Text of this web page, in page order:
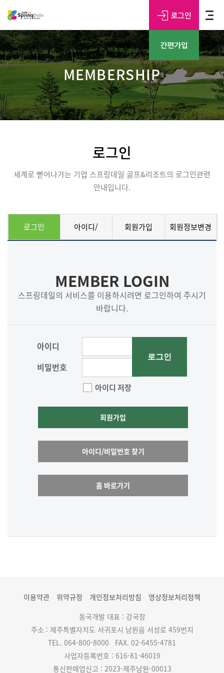
MEMBERSHIP
로그인
세계로 뻗어나가는 기업 스프링데일 골프&리조트의 로그인관련
안내입니다.
로그인 아이디/ 회원가입 회원정보변경
MEMBER LOGIN
스프링데일의 서비스를 이용하시려면 로그인하여 주시기
바랍니다.
아이디
비밀번호
아이디 저장
로그인
회원가입
아이디/비밀번호 찾기
홈 바로가기
이용약관 위약규정 개인정보처리방침
영상정보처리정책
동국개발 대표 : 강국창
주소 : 제주특별자치도 서귀포시 남원읍 서성로 459번지
TEL. 064-800-8000
FAX. 02-6455-4781
사업자등록번호 : 616-81-46019
통신판매업신고 : 2023-제주남원-00013